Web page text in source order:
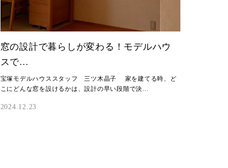
窓の設計で暮らしが変わる！モデルハウ
スで…
宝塚モデルハウススタッフ 三ツ木晶子 家を建てる時、ど
こにどんな窓を設けるかは、設計の早い段階で決…
2024.12.23